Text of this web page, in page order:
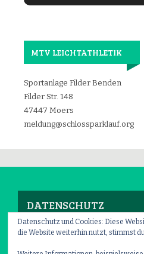
MTV LEICHTATHLETIK
Sportanlage Filder Benden
Filder Str. 148
47447 Moers
meldung@schlossparklauf.org
DATENSCHUTZ
Impressum–Datenschutz
Datenschutz und Cookies: Diese
die Website weiterhin nutzt, stimmst